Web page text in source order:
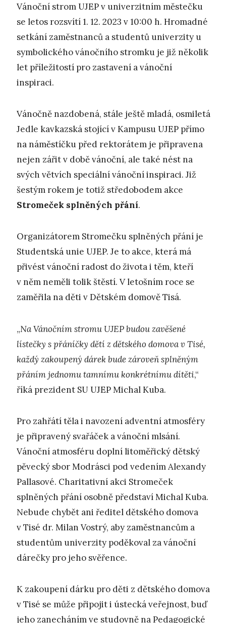
Vánoční strom UJEP v univerzitním městečku
se letos rozsvítí 1. 12. 2023 v 10:00 h. Hromadné
setkání zaměstnanců a studentů univerzity u
symbolického vánočního stromku je již několik
let příležitostí pro zastavení a vánoční
inspiraci.
Vánočně nazdobená, stále ještě mladá, osmiletá
Jedle kavkazská stojící v Kampusu UJEP přímo
na náměstíčku před rektorátem je připravena
nejen zářit v době vánoční, ale také nést na
svých větvích speciální vánoční inspiraci. Již
šestým rokem je totiž středobodem akce
Stromeček splněných přání.
Organizátorem Stromečku splněných přání je
Studentská unie UJEP. Je to akce, která má
přivést vánoční radost do života i těm, kteří
v něm neměli tolik štěstí. V letošním roce se
zaměřila na děti v Dětském domově Tisá.
„Na Vánočním stromu UJEP budou zavěšené
lístečky s přáníčky dětí z dětského domova v Tisé,
každý zakoupený dárek bude zároveň splněným
přáním jednomu tamnímu konkrétnímu dítěti,“
říká prezident SU UJEP Michal Kuba.
Pro zahřátí těla i navození adventní atmosféry
je připravený svařáček a vánoční mlsání.
Vánoční atmosféru doplní litoměřický dětský
pěvecký sbor Modrásci pod vedením Alexandy
Pallasové. Charitativní akci Stromeček
splněných přání osobně představí Michal Kuba.
Nebude chybět ani ředitel dětského domova
v Tisé dr. Milan Vostrý, aby zaměstnancům a
studentům univerzity poděkoval za vánoční
dárečky pro jeho svěřence.
K zakoupení dárku pro děti z dětského domova
v Tisé se může připojit i ústecká veřejnost, buď
jeho zanecháním ve studovně na Pedagogické